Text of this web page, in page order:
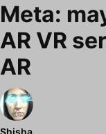
Meta:
AR VR
AR
Shisha